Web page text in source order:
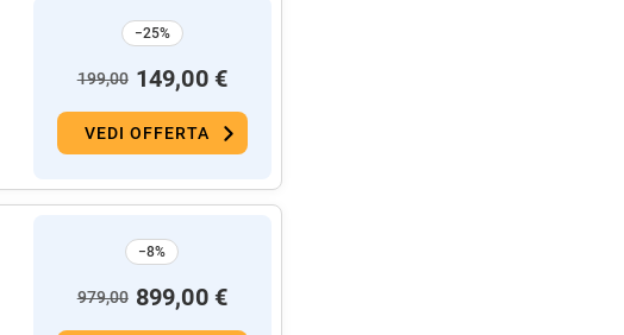
−25%
199,00 149,00 €
VEDI OFFERTA
−8%
979,00 899,00 €